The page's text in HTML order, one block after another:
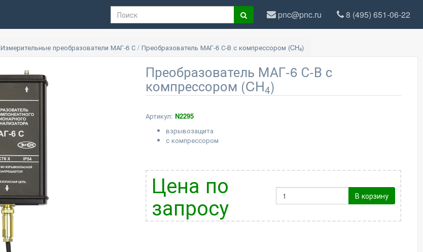
8 (495) 651-06-22
pnc@pnc.ru
Измерительные преобразователи МАГ-6 С / Преобразователь МАГ-6 С-В с компрессором (CH4)
Преобразователь МАГ-6 С-В с
компрессором (CH4)
Артикул: N2295
взрывозащита
с компрессором
Цена по
запросу В корзину